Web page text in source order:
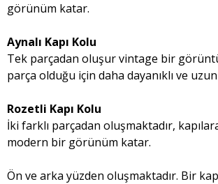
görünüm katar.
Aynalı Kapı Kolu
Tek parçadan oluşur vintage bir
parça olduğu için daha dayanıklı ve
Rozetli Kapı Kolu
İki farklı parçadan oluşmaktadır,
modern bir görünüm katar.
Ön ve arka yüzden oluşmaktadır. Bir